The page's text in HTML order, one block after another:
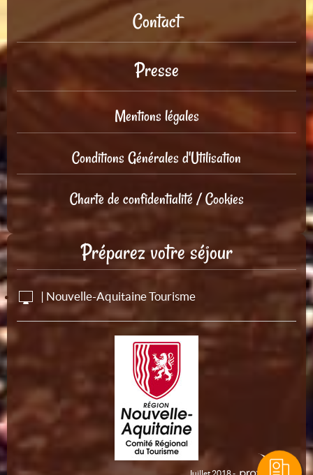
Contact
Presse
Mentions légales
Conditions Générales d'Utilisation
Charte de confidentialité / Cookies
Préparez votre séjour
| Nouvelle-Aquitaine Tourisme